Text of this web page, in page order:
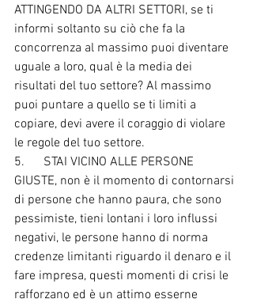
ATTINGENDO DA ALTRI SETTORI, se ti
informi soltanto su ciò che fa la
concorrenza al massimo puoi diventare
uguale a loro, qual è la media dei
risultati del tuo settore? Al massimo
puoi puntare a quello se ti limiti a
copiare, devi avere il coraggio di violare
le regole del tuo settore.
5.      STAI VICINO ALLE PERSONE
GIUSTE, non è il momento di contornarsi
di persone che hanno paura, che sono
pessimiste, tieni lontani i loro influssi
negativi, le persone hanno di norma
credenze limitanti riguardo il denaro e il
fare impresa, questi momenti di crisi le
rafforzano ed è un attimo esserne